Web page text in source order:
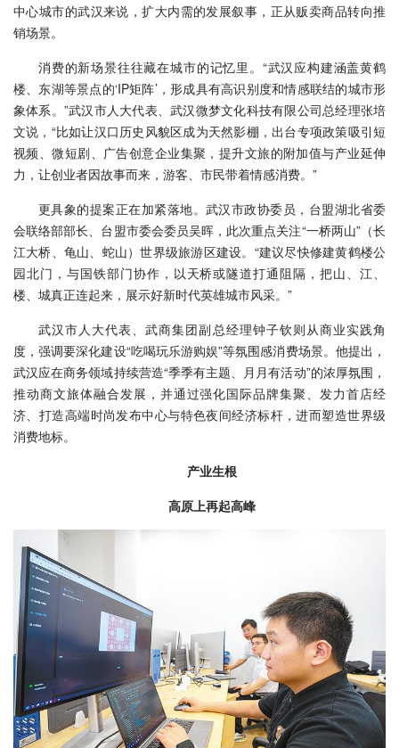
中心城市的武汉来说，扩大内需的发展叙事，正从贩卖商品转向推
销场景。
消费的新场景往往藏在城市的记忆里。“武汉应构建涵盖黄鹤
楼、东湖等景点的‘IP矩阵’，形成具有高识别度和情感联结的城市形
象体系。”武汉市人大代表、武汉微梦文化科技有限公司总经理张培
文说，“比如让汉口历史风貌区成为天然影棚，出台专项政策吸引短
视频、微短剧、广告创意企业集聚，提升文旅的附加值与产业延伸
力，让创业者因故事而来，游客、市民带着情感消费。”
更具象的提案正在加紧落地。武汉市政协委员，台盟湖北省委
会联络部部长、台盟市委会委员吴晖，此次重点关注“一桥两山”（长
江大桥、龟山、蛇山）世界级旅游区建设。“建议尽快修建黄鹤楼公
园北门，与国铁部门协作，以天桥或隧道打通阻隔，把山、江、
楼、城真正连起来，展示好新时代英雄城市风采。”
武汉市人大代表、武商集团副总经理钟子钦则从商业实践角
度，强调要深化建设“吃喝玩乐游购娱”等氛围感消费场景。他提出，
武汉应在商务领域持续营造“季季有主题、月月有活动”的浓厚氛围，
推动商文旅体融合发展，并通过强化国际品牌集聚、发力首店经
济、打造高端时尚发布中心与特色夜间经济标杆，进而塑造世界级
消费地标。
产业生根
高原上再起高峰